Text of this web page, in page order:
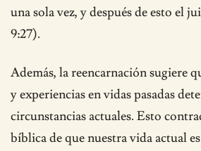
una sola vez, y después de esto el
9:27).
Además, la reencarnación sugiere
y experiencias en vidas pasadas
circunstancias actuales. Esto
bíblica de que nuestra vida actual